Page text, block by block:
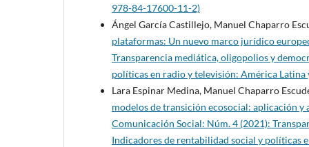
978-84-17600-11-2)
Ángel García Castillejo, Manuel Chaparro
plataformas: Un nuevo marco jurídico
Transparencia mediática, oligopolios y
políticas en radio y televisión: América
Lara Espinar Medina, Manuel Chaparro
modelos de transición ecosocial: aplicación
Comunicación Social: Núm. 4 (2021):
Indicadores de rentabilidad social y políticas